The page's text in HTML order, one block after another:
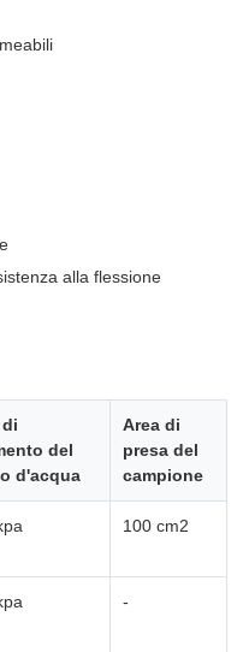
alla flessione
del
d'acqua
Area di
presa del
campione
100 cm2
-